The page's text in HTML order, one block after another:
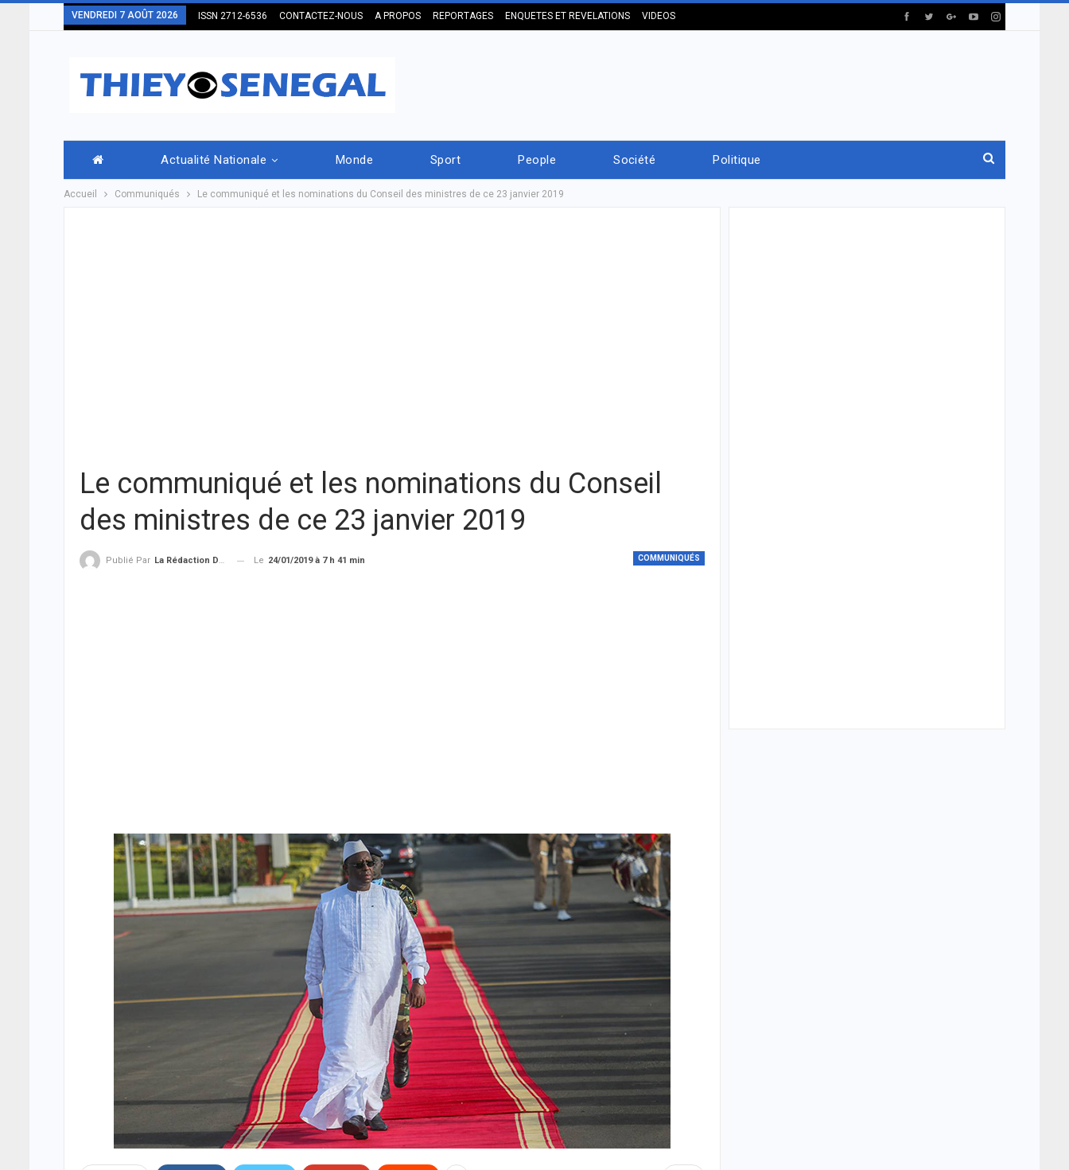
VENDREDI 7 AOÛT 2026 ISSN 2712-6536 CONTACTEZ-NOUS A PROPOS REPORTAGES ENQUETES ET REVELATIONS VIDEOS
Actualité Nationale Monde Sport People Société Politique
Accueil Communiqués Le communiqué et les nominations du Conseil des ministres de ce 23 janvier 2019
Le communiqué et les nominations du Conseil
des ministres de ce 23 janvier 2019
COMMUNIQUÉS
Publié Par La Rédaction De THIEYSENEGAL.com Le 24/01/2019 à 7 h 41 min